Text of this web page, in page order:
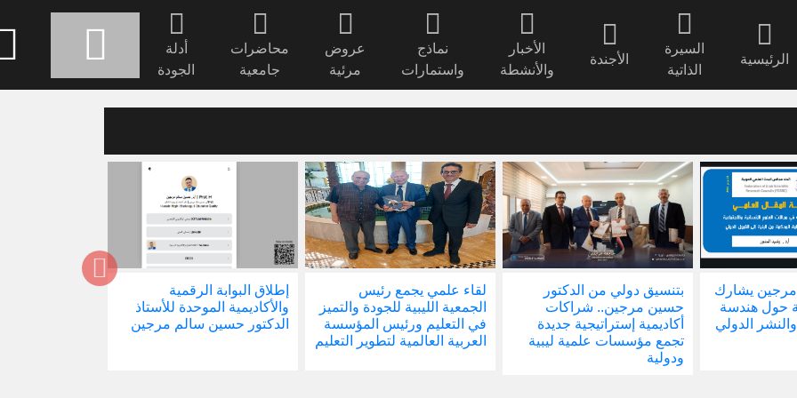
الرئيسية
السيرة
الذاتية
الأجندة
الأخبار
والأنشطة
نماذج
واستمارات
عروض
مرئية
محاضرات
جامعية
أدلة
الجودة
مرجين يشارك
حول هندسة
الدولي
بتنسيق دولي من الدكتور
حسين مرجين.. شراكات
أكاديمية إستراتيجية جديدة
تجمع مؤسسات علمية ليبية
ودولية
لقاء علمي يجمع رئيس
الجمعية الليبية للجودة والتميز
في التعليم ورئيس المؤسسة
العربية العالمية لتطوير التعليم
إطلاق البوابة الرقمية
والأكاديمية الموحدة للأستاذ
الدكتور حسين سالم مرجين